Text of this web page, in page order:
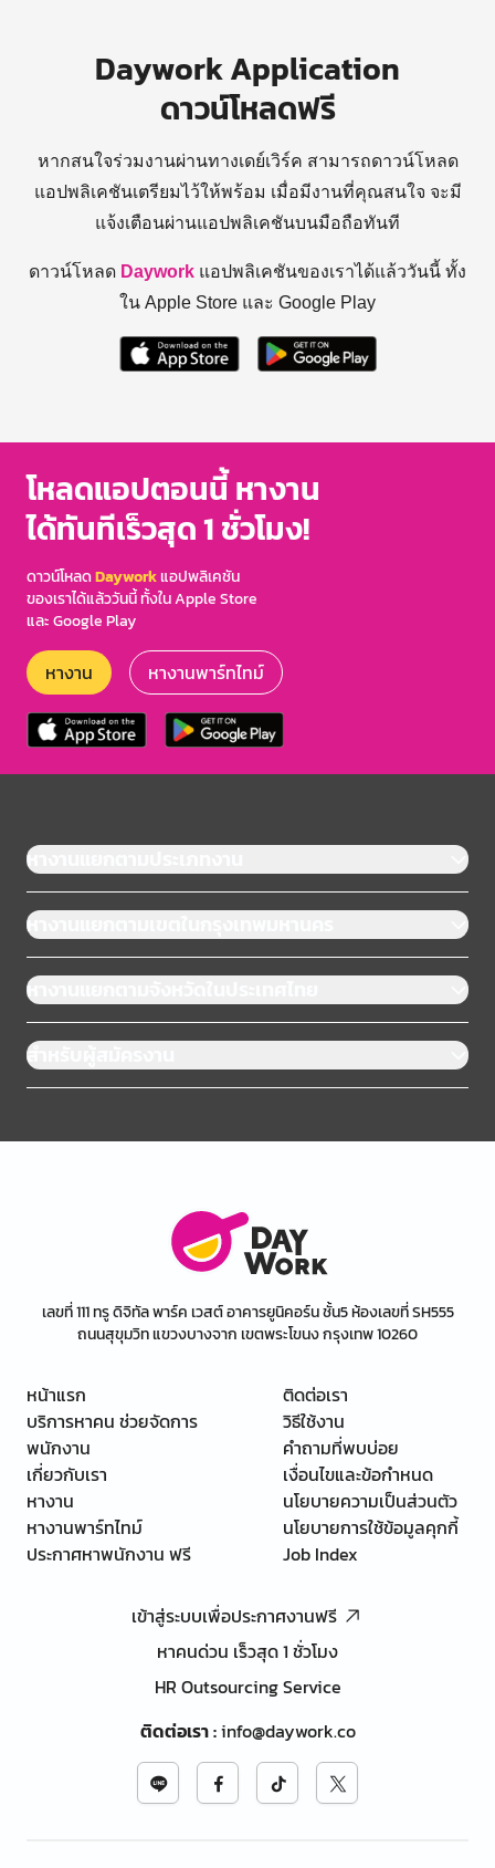
Daywork Application
ดาวน์โหลดฟรี
หากสนใจร่วมงานผ่านทางเดย์เวิร์ค สามารถดาวน์โหลด
แอปพลิเคชันเตรียมไว้ให้พร้อม เมื่อมีงานที่คุณสนใจ จะมี
แจ้งเตือนผ่านแอปพลิเคชันบนมือถือทันที
ดาวน์โหลด Daywork แอปพลิเคชันของเราได้แล้ววันนี้ ทั้ง
ใน Apple Store และ Google Play
โหลดแอปตอนนี้ หางาน
ได้ทันทีเร็วสุด 1 ชั่วโมง!
ดาวน์โหลดDayworkแอปพลิเคชัน
ของเราได้แล้ววันนี้ ทั้งใน Apple Store
และ Google Play
หางาน หางานพาร์ทไทม์
หางานแยกตามประเภทงาน
หางานแยกตามเขตในกรุงเทพมหานคร
หางานแยกตามจังหวัดในประเทศไทย
สำหรับผู้สมัครงาน
เลขที่ 111 ทรู ดิจิทัล พาร์ค เวสต์ อาคารยูนิคอร์น ชั้น5 ห้องเลขที่ SH555
ถนนสุขุมวิท แขวงบางจาก เขตพระโขนง กรุงเทพ 10260
หน้าแรก
บริการหาคน ช่วยจัดการ
พนักงาน
เกี่ยวกับเรา
หางาน
หางานพาร์ทไทม์
ประกาศหาพนักงาน ฟรี
ติดต่อเรา
วิธีใช้งาน
คำถามที่พบบ่อย
เงื่อนไขและข้อกำหนด
นโยบายความเป็นส่วนตัว
นโยบายการใช้ข้อมูลคุกกี้
Job Index
เข้าสู่ระบบเพื่อประกาศงานฟรี
หาคนด่วน เร็วสุด 1 ชั่วโมง
HR Outsourcing Service
ติดต่อเรา:info@daywork.co